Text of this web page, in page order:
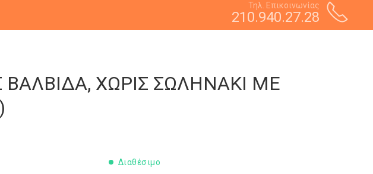
Τηλ. Επικοινωνίας
210.940.27.28
ΧΩΡΙΣ ΣΩΛΗΝΑΚΙ ΜΕ
Διαθέσιμο